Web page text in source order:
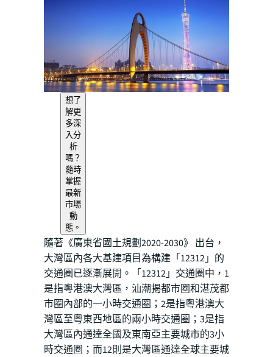
想了
解更
多深
入分
析
嗎？
隨時
掌握
最新
市場
動
態。
隨著《廣東省國土規劃2020-2030》 出台，
大灣區內各大基建項目為構建「12312」的
交通圈已逐漸展開。「12312」交通圈中，1
是指粵港澳大灣區，汕潮揭都市圈和湛茂都
市圈內部的一小時交通圈；2是指粵港澳大
灣區至粵東西地區的兩小時交通圈；3是指
大灣區內通達全國及東南亞主要城市的3小
時交通圈；而12則是大灣區通達全球主要城